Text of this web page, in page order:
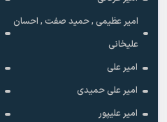
امیر عظیمی , حمید صفت , احسان
علیخانی
امیر علی
امیر علی حمیدی
امیر علیپور